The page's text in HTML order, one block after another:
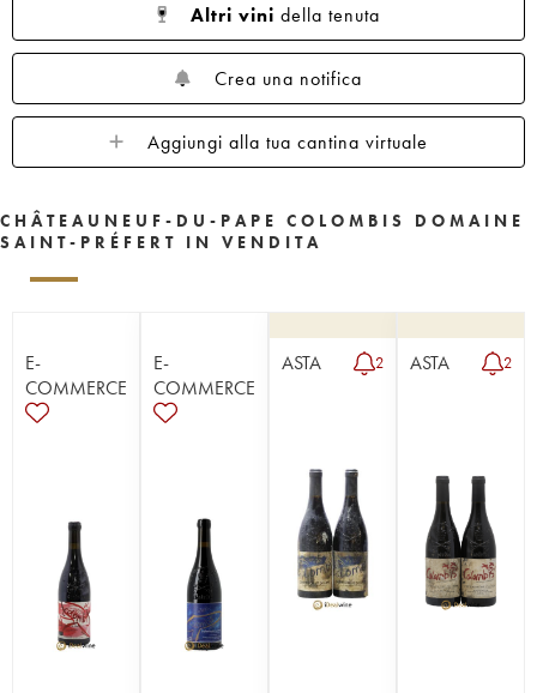
Altri vini della tenuta
Crea una notifica
Aggiungi alla tua cantina virtuale
CHÂTEAUNEUF-DU-PAPE COLOMBIS DOMAINE
SAINT-PRÉFERT IN VENDITA
E-
COMMERCE
E-
COMMERCE
ASTA 2 ASTA 2